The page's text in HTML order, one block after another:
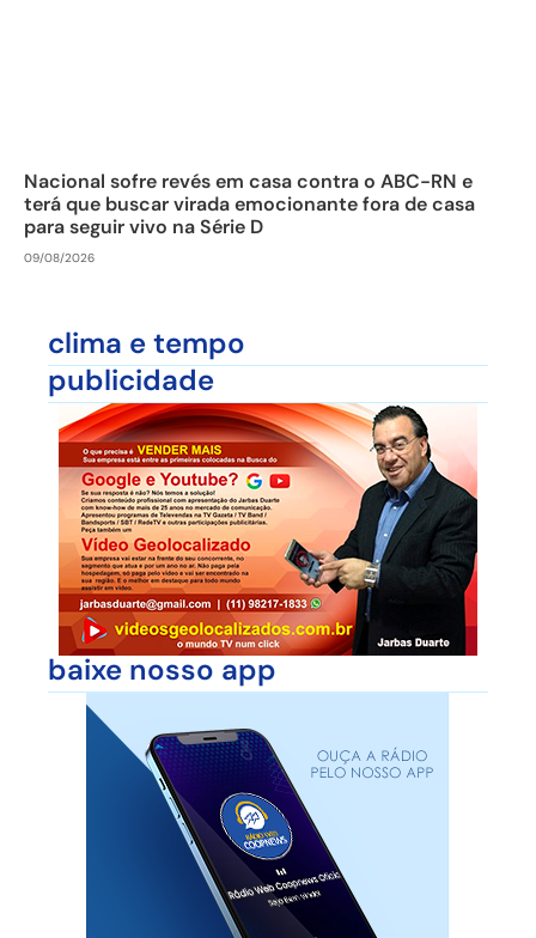
Nacional sofre revés em casa contra o ABC-RN e
terá que buscar virada emocionante fora de casa
para seguir vivo na Série D
09/08/2026
clima e tempo
publicidade
baixe nosso app